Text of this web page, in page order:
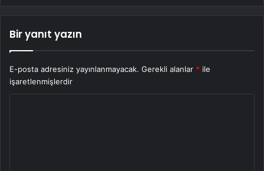
Bir yanıt yazın
E-posta adresiniz yayınlanmayacak. Gerekli alanlar * ile
işaretlenmişlerdir